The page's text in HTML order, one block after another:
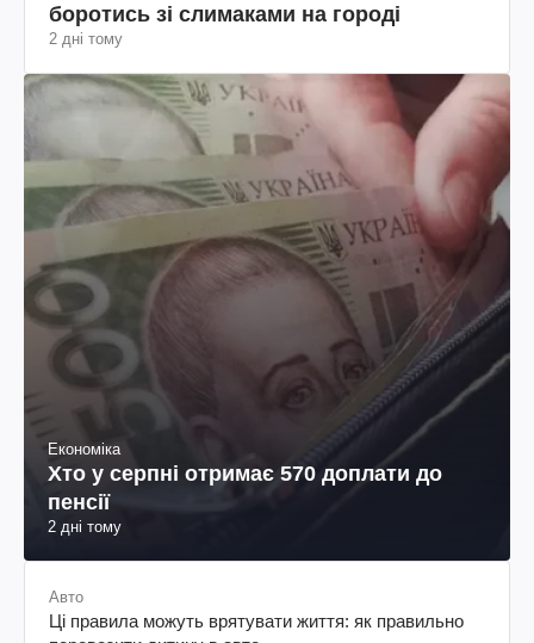
боротись зі слимаками на городі
2 дні тому
Економіка
Хто у серпні отримає 570 доплати до
пенсії
2 дні тому
Авто
Ці правила можуть врятувати життя: як правильно